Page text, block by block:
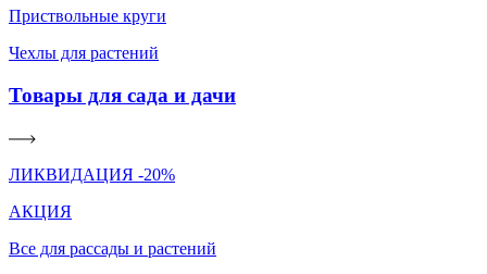
Приствольные круги
Чехлы для растений
Товары для сада и дачи
ЛИКВИДАЦИЯ -20%
АКЦИЯ
Все для рассады и растений